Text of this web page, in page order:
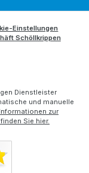
Einstellungen
Schöllkrippen
Dienstleister
und manuelle
Informationen zur
Sie hier.